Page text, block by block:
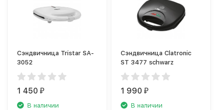
Сэндвичница Tristar SA-
3052
1 450₽
В наличии
Сэндвичница Clatronic
ST 3477 schwarz
1 990₽
В наличии